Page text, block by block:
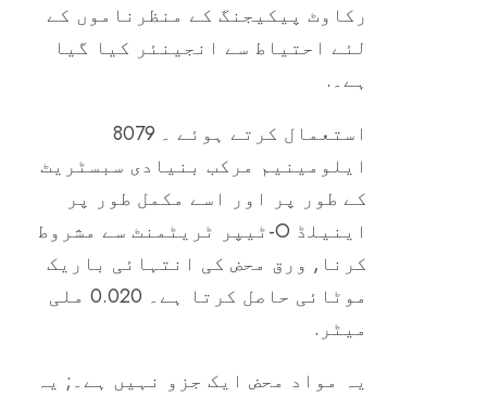
رکاوٹ پیکیجنگ کے منظرناموں کے
لئے احتیاط سے انجینئر کیا گیا
ہے۔.
استعمال کرتے ہوئے ۔ 8079
ایلومینیم مرکب بنیادی سبسٹریٹ
کے طور پر اور اسے مکمل طور پر
اینیلڈ O-ٹیپر ٹریٹمنٹ سے مشروط
کرنا, ورق محض کی انتہائی باریک
موٹائی حاصل کرتا ہے۔ 0.020 ملی
میٹر.
یہ مواد محض ایک جزو نہیں ہے۔; یہ